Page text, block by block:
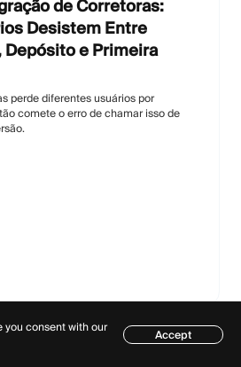
de Corretoras:
Desistem Entre
Depósito e Primeira
perde diferentes usuários por
comete o erro de chamar isso de
you consent with our
Accept